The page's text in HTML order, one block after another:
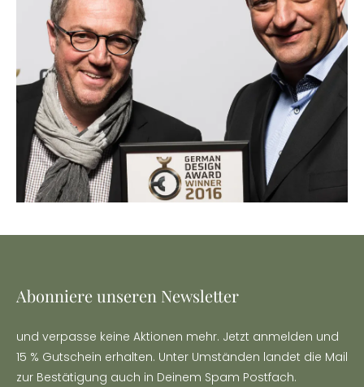
Abonniere unseren Newsletter
und verpasse keine Aktionen mehr. Jetzt anmelden und
15 % Gutschein erhalten. Unter Umständen landet die Mail
zur Bestätigung auch in Deinem Spam Postfach.